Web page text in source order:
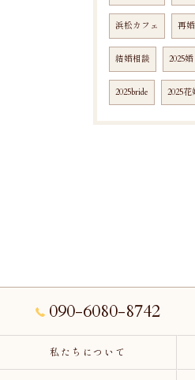
浜松カフェ 再
結婚相談 2025婚
2025bride 2025花
090-6080-8742
私たちについて